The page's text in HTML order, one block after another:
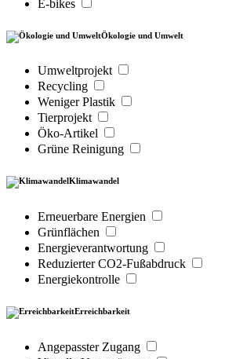
E-bikes
Ökologie und Umwelt
Umweltprojekt
Recycling
Weniger Plastik
Tierprojekt
Öko-Artikel
Grüne Reinigung
Klimawandel
Erneuerbare Energien
Grünflächen
Energieverantwortung
Reduzierter CO2-Fußabdruck
Energiekontrolle
Erreichbarkeit
Angepasster Zugang